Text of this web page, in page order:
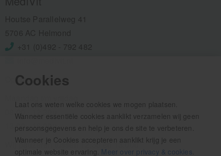
Cookies
Laat ons weten welke cookies we mogen plaatsen.
Wanneer essentiële cookies aanklikt verzamelen wij geen
persoonsgegevens en help je ons de site te verbeteren.
Wanneer je Cookies accepteren aanklikt krijg je een
optimale website ervaring. Meer over privacy & cookies
Openingstijden:
08.00 - 12.30u
13.00 - 16.00u
Wij pauzeren tussen 12.30 en 13.00u